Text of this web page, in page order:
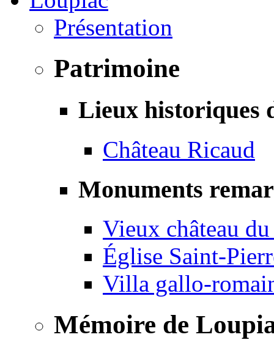
Présentation
Patrimoine
Lieux historiques
Château Ricaud
Monuments
Vieux château
Église Saint-
Villa gallo-
Mémoire de